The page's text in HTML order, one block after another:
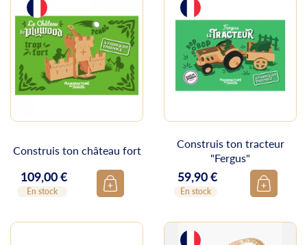
Construis ton château fort
Prix
109,00 €
En stock
Construis ton tracteur
"Fergus"
Prix
59,90 €
En stock